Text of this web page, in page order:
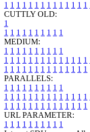
1 1 1 1 1 1 1 1 1 1 1 1 1 1
CUTTLY OLD:
1
1 1 1 1 1 1 1 1 1 1
MEDIUM:
1 1 1 1 1 1 1 1 1 1
1 1 1 1 1 1 1 1 1 1 1 1 1 1
1 1 1 1 1 1 1 1 1 1 1 1 1 1
PARALLELS:
1 1 1 1 1 1 1 1 1 1
1 1 1 1 1 1 1 1 1 1 1 1 1 1
1 1 1 1 1 1 1 1 1 1 1 1 1 1
URL PARAMETER:
1 1 1 1 1 1 1 1 1 1